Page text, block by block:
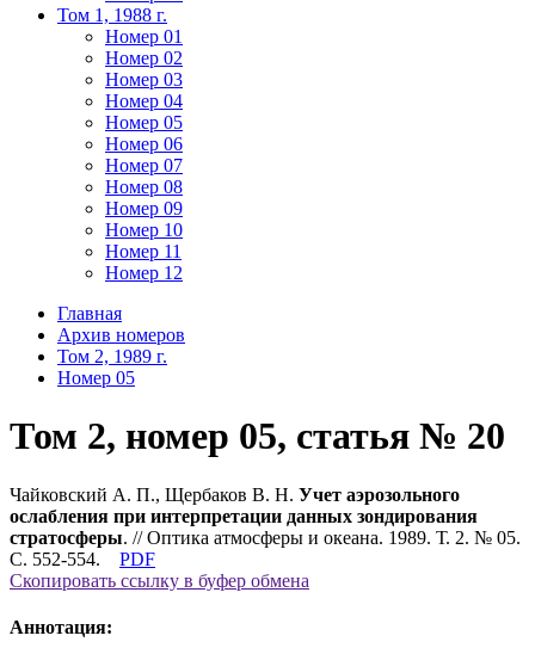
Том 1, 1988 г.
Номер 01
Номер 02
Номер 03
Номер 04
Номер 05
Номер 06
Номер 07
Номер 08
Номер 09
Номер 10
Номер 11
Номер 12
Главная
Архив номеров
Том 2, 1989 г.
Номер 05
Том 2, номер 05, статья № 20
Чайковский А. П., Щербаков В. Н. Учет аэрозольного
ослабления при интерпретации данных зондирования
стратосферы. // Оптика атмосферы и океана. 1989. Т. 2. № 05.
С. 552-554.
PDF
Скопировать ссылку в буфер обмена
Аннотация: